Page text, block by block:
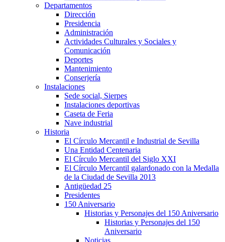
Departamentos
Dirección
Presidencia
Administración
Actividades Culturales y Sociales y
Comunicación
Deportes
Mantenimiento
Conserjería
Instalaciones
Sede social, Sierpes
Instalaciones deportivas
Caseta de Feria
Nave industrial
Historia
El Círculo Mercantil e Industrial de Sevilla
Una Entidad Centenaria
El Círculo Mercantil del Siglo XXI
El Círculo Mercantil galardonado con la Medalla
de la Ciudad de Sevilla 2013
Antigüedad 25
Presidentes
150 Aniversario
Historias y Personajes del 150 Aniversario
Historias y Personajes del 150
Aniversario
Noticias